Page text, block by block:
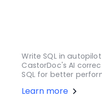
Write SQL in
CastorDoc's AI
SQL for better
Learn more